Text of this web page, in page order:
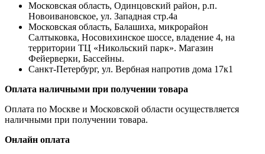
Московская область, Одинцовский район, р.п.
Новоивановское, ул. Западная стр.4a
Московская область, Балашиха, микрорайон
Салтыковка, Носовихинское шоссе, владение 4, на
территории ТЦ «Никольский парк». Магазин
Фейерверки, Бассейны.
Санкт-Петербург, ул. Вербная напротив дома 17к1
Оплата наличными при получении товара
Оплата по Москве и Московской области осуществляется
наличными при получении товара.
Онлайн оплата